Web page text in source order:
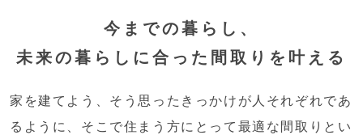
今までの暮らし、
未来の暮らしに合った間取りを叶える
家を建てよう、そう思ったきっかけが人それぞれであ
るように、そこで住まう方にとって最適な間取りとい